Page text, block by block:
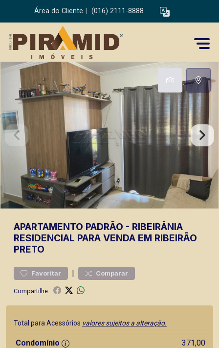
Área do Cliente (016) 2111-8888
APARTAMENTO PADRÃO - RIBEIRÂNIA
RESIDENCIAL PARA VENDA EM RIBEIRÃO
PRETO
Favoritar | Comparar
Compartilhe:
Total para Acessórios valores sujeitos a alteração.
Condomínio
371,00